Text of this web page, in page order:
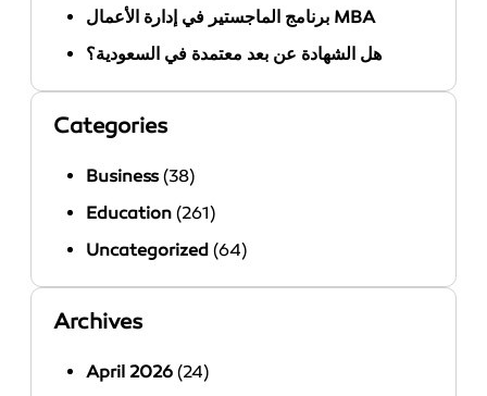
برنامج الماجستير في إدارة الأعمال MBA
هل الشهادة عن بعد معتمدة في السعودية؟
Categories
Business (38)
Education (261)
Uncategorized (64)
Archives
April 2026 (24)